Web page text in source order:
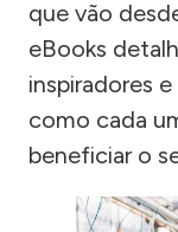
que vão
eBooks
inspiradores
como cada
beneficiar o